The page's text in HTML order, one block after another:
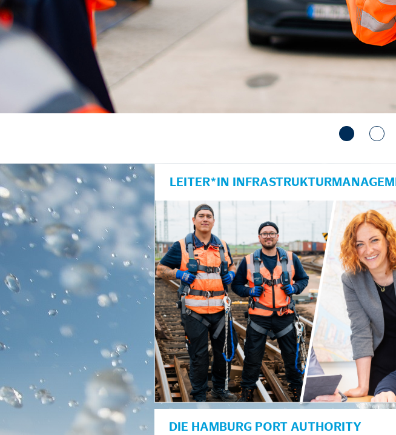
anzeigen/schließen
LEITER*IN
DIE HAMBURG PORT AUTHORITY